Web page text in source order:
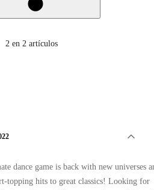
2 en 2 artículos
dance game is back with new universes
topping hits to great classics! Looking for